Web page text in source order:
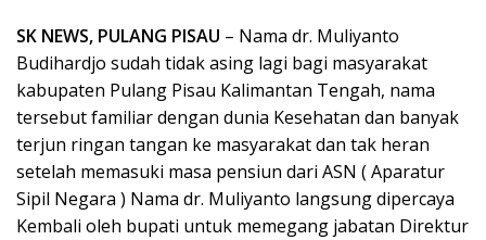
SK NEWS, PULANG PISAU – Nama dr. Muliyanto
Budihardjo sudah tidak asing lagi bagi masyarakat
kabupaten Pulang Pisau Kalimantan Tengah, nama
tersebut familiar dengan dunia Kesehatan dan banyak
terjun ringan tangan ke masyarakat dan tak heran
setelah memasuki masa pensiun dari ASN ( Aparatur
Sipil Negara ) Nama dr. Muliyanto langsung dipercaya
Kembali oleh bupati untuk memegang jabatan Direktur